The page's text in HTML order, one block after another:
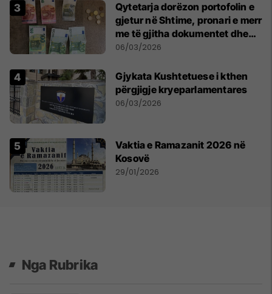
Qytetarja dorëzon portofolin e
gjetur në Shtime, pronari e merr
me të gjitha dokumentet dhe
paratë
06/03/2026
Gjykata Kushtetuese i kthen
përgjigje kryeparlamentares
06/03/2026
Vaktia e Ramazanit 2026 në
Kosovë
29/01/2026
Nga Rubrika